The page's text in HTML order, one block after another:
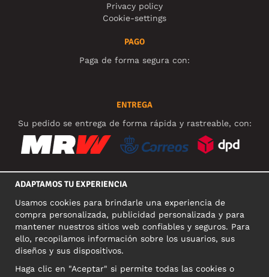
Privacy policy
Cookie-settings
PAGO
Paga de forma segura con:
ENTREGA
Su pedido se entrega de forma rápida y rastreable, con:
DIRECCIÓN COMERCIAL
Motley Denim Europe OÜ
Narva mnt 5, EE-10117 Tallinn
ADAPTAMOS TU EXPERIENCIA
Usamos cookies para brindarle una experiencia de
compra personalizada, publicidad personalizada y para
mantener nuestros sitios web confiables y seguros. Para
ello, recopilamos información sobre los usuarios, sus
diseños y sus dispositivos.
Haga clic en "Aceptar" si permite todas las cookies o